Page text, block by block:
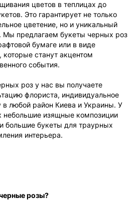
цветов в теплицах до
Это гарантирует не только
цветение, но и уникальный
Мы предлагаем букеты черных роз
бумаге или в виде
станут акцентом
события.
роз у нас вы получаете
флориста, индивидуальное
в любой район Киева и Украины. У
небольшие изящные композиции
большие букеты для траурных
интерьера.
розы?